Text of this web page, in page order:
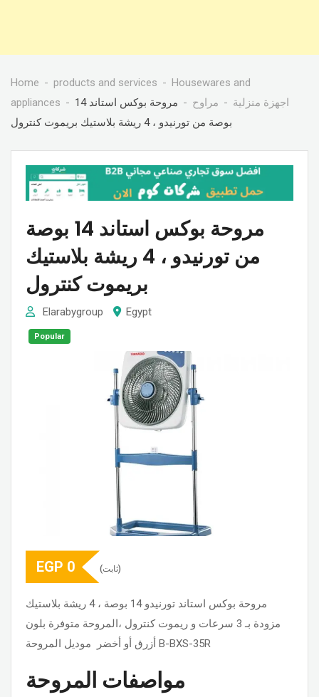
Home products and services
Housewares and
appliances
اجهزة منزلية مراوح
مروحة بوكس استاند 14
بوصة من تورنيدو ، 4 ريشة بلاستيك بريموت كنترول
مروحة بوكس استاند 14 بوصة
من تورنيدو ، 4 ريشة بلاستيك
بريموت كنترول
Elarabygroup Egypt
Popular
EGP 0 (ثابت)
مروحة بوكس استاند تورنيدو 14 بوصة ، 4 ريشة بلاستيك
مزودة بـ 3 سرعات و ريموت كنترول ،المروحة متوفرة بلون
أزرق أو أخضر موديل المروحة B-BXS-35R
مواصفات المروحة